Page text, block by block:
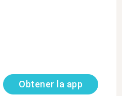
Obtener la app